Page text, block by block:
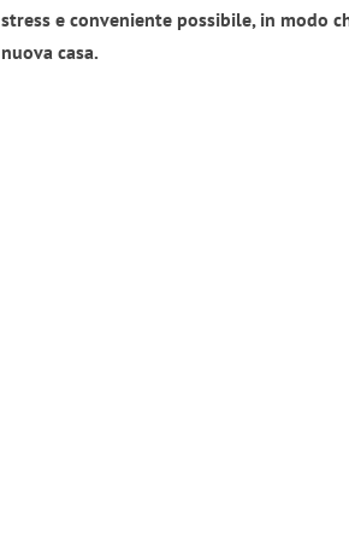
stress e conveniente possibile, in modo
nuova casa.